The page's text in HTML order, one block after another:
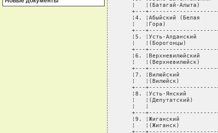
¦   ¦(Батагай-Алыта)
+---
¦4. ¦Абыйский (Белая
¦   ¦Гора)
+---
¦5. ¦Усть-Алданский
¦   ¦(Борогонцы)
+---
¦6. ¦Верхневилюйский
¦   ¦(Верхневилюйск)
+---
¦7. ¦Вилюйский
¦   ¦(Вилюйск)
+---
¦8. ¦Усть-Янский
¦   ¦(Депутатский)
¦   ¦
+---
¦9. ¦Жиганский
¦   ¦(Жиганск)
+---